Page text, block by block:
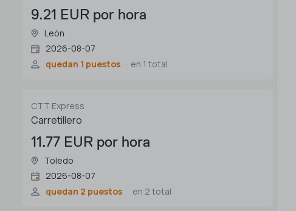
9.21 EUR por hora
León
2026-08-07
quedan 1 puestos
en 1 total
CTT Express
Carretillero
11.77 EUR por hora
Toledo
2026-08-07
quedan 2 puestos
en 2 total